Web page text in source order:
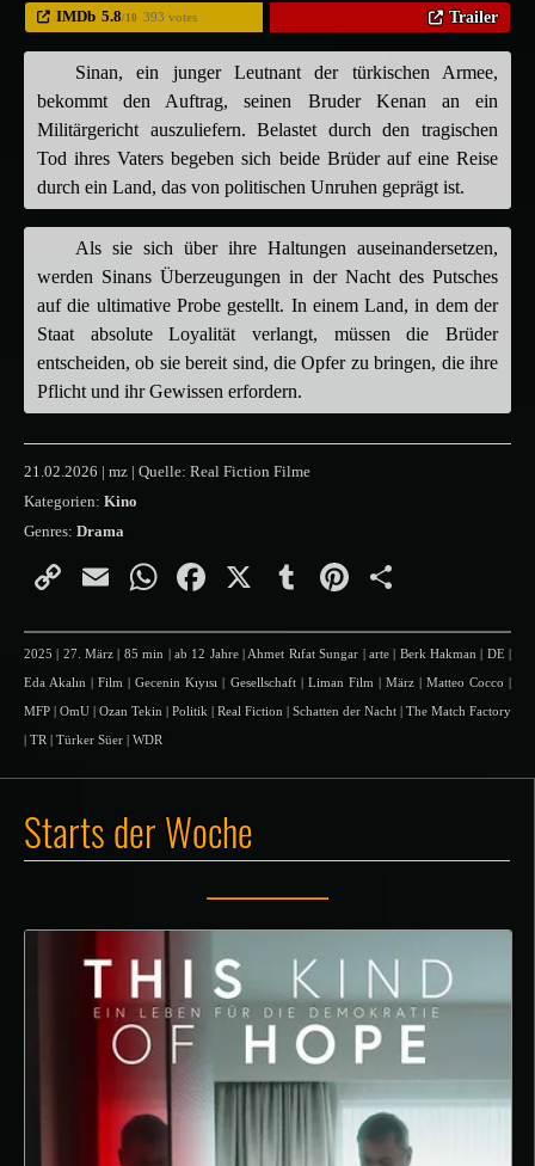
Starts der Woche
IMDb 5.8/10 393 votes Trailer
Sinan, ein junger Leutnant der türkischen Armee,
bekommt den Auftrag, seinen Bruder Kenan an ein
Militärgericht auszuliefern. Belastet durch den tragischen
Tod ihres Vaters begeben sich beide Brüder auf eine Reise
durch ein Land, das von politischen Unruhen geprägt ist.
Als sie sich über ihre Haltungen auseinandersetzen,
werden Sinans Überzeugungen in der Nacht des Putsches
auf die ultimative Probe gestellt. In einem Land, in dem der
Staat absolute Loyalität verlangt, müssen die Brüder
entscheiden, ob sie bereit sind, die Opfer zu bringen, die ihre
Pflicht und ihr Gewissen erfordern.
21.02.2026 | mz | Quelle: Real Fiction Filme
Kategorien: Kino
Genres: Drama
CopyEmailWhatsApp
Facebook
X TumblrPinterest
2025 27. März 85 min ab 12 Jahre| Ahmet Rıfat Sungar arte| Berk Hakman DE|
Eda Akalın |Film |Gecenin Kıyısı Gesellschaft| Liman Film März| Matteo Cocco
MFP
OmU Ozan Tekin Politik Real Fiction Schatten der Nacht
The Match Factory
TR Türker Süer WDR